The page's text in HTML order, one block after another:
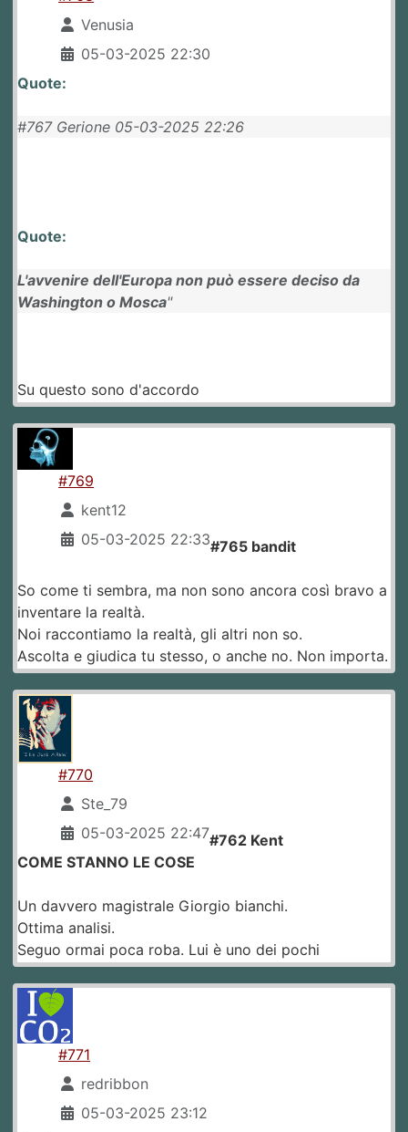
Venusia
05-03-2025 22:30
Quote:
#767 Gerione 05-03-2025 22:26
Quote:
L'avvenire dell'Europa non può essere deciso da
Washington o Mosca"
Su questo sono d'accordo
#769
kent12
05-03-2025 22:33#765 bandit
So come ti sembra, ma non sono ancora così bravo a
inventare la realtà.
Noi raccontiamo la realtà, gli altri non so.
Ascolta e giudica tu stesso, o anche no. Non importa.
#770
Ste_79
05-03-2025 22:47#762 Kent
COME STANNO LE COSE
Un davvero magistrale Giorgio bianchi.
Ottima analisi.
Seguo ormai poca roba. Lui è uno dei pochi
#771
redribbon
05-03-2025 23:12